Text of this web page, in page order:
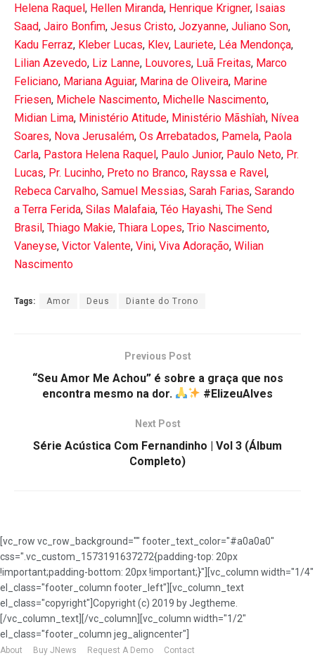
Helena Raquel, Hellen Miranda, Henrique Krigner, Isaias
Saad, Jairo Bonfim, Jesus Cristo, Jozyanne, Juliano Son,
Kadu Ferraz, Kleber Lucas, Klev, Lauriete, Léa Mendonça,
Lilian Azevedo, Liz Lanne, Louvores, Luã Freitas, Marco
Feliciano, Mariana Aguiar, Marina de Oliveira, Marine
Friesen, Michele Nascimento, Michelle Nascimento,
Midian Lima, Ministério Atitude, Ministério Mãshîah, Nívea
Soares, Nova Jerusalém, Os Arrebatados, Pamela, Paola
Carla, Pastora Helena Raquel, Paulo Junior, Paulo Neto, Pr.
Lucas, Pr. Lucinho, Preto no Branco, Rayssa e Ravel,
Rebeca Carvalho, Samuel Messias, Sarah Farias, Sarando
a Terra Ferida, Silas Malafaia, Téo Hayashi, The Send
Brasil, Thiago Makie, Thiara Lopes, Trio Nascimento,
Vaneyse, Victor Valente, Vini, Viva Adoração, Wilian
Nascimento
Tags: Amor Deus Diante do Trono
Previous Post
“Seu Amor Me Achou” é sobre a graça que nos
encontra mesmo na dor.
#ElizeuAlves
Next Post
Série Acústica Com Fernandinho | Vol 3 (Álbum
Completo)
[vc_row vc_row_background="" footer_text_color="#a0a0a0"
css=".vc_custom_1573191637272{padding-top: 20px
!important;padding-bottom: 20px !important;}"][vc_column width="1/4"
el_class="footer_column footer_left"][vc_column_text
el_class="copyright"]Copyright (c) 2019 by Jegtheme.
[/vc_column_text][/vc_column][vc_column width="1/2"
el_class="footer_column jeg_aligncenter"]
About Buy JNews Request A Demo Contact